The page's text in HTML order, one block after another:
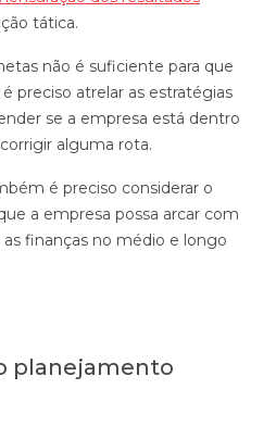
tática.
não é suficiente para que
preciso atrelar as estratégias
se a empresa está dentro
alguma rota.
é preciso considerar o
a empresa possa arcar com
finanças no médio e longo
planejamento